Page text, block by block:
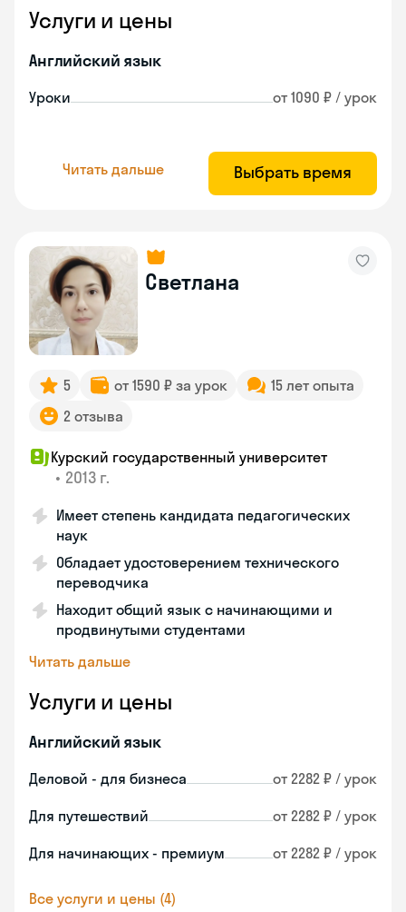
Услуги и цены
Английский язык
Уроки от 1090 ₽ / урок
Читать дальше Выбрать время
Светлана
5 от 1590 ₽ за урок
15 лет опыта
2 отзыва
Курский государственный университет
• 2013 г.
Имеет степень кандидата педагогических
наук
Обладает удостоверением технического
переводчика
Находит общий язык с начинающими и
продвинутыми студентами
Читать дальше
Услуги и цены
Английский язык
Деловой - для бизнеса от 2282 ₽ / урок
Для путешествий от 2282 ₽ / урок
Для начинающих - премиум от 2282 ₽ / урок
Все услуги и цены (4)